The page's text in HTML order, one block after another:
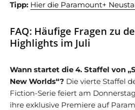
Tipp: Hier die Paramount+
FAQ: Häufige Fragen zu
Highlights im Juli
Wann startet die 4. Staffel von
New Worlds“? Die vierte Staffel
Fiction-Serie feiert am
ihre exklusive Premiere auf